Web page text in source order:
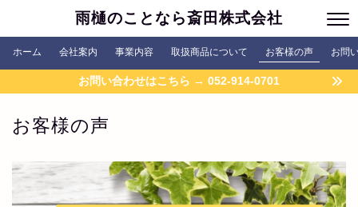
雨樋のことなら斎田株式会社
ホーム 会社案内 事業内容 取扱商品について お客様の声 お問
お問い合わせはこちら → 052-914-0701
お客様の声